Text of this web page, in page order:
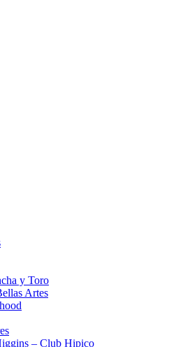
y Toro
Artes
– Club Hipico